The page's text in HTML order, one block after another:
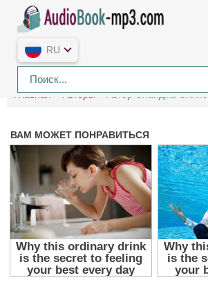
RU
Главная Авторы Автор Элайджа Эллис